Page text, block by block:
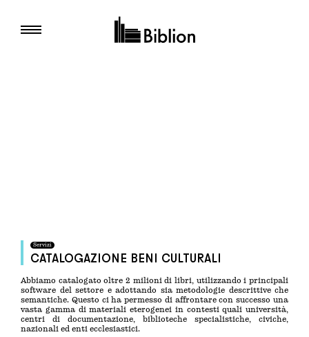
Servizi
CATALOGAZIONE BENI CULTURALI
Abbiamo catalogato oltre 2 milioni di libri, utilizzando i principali
software del settore e adottando sia metodologie descrittive che
semantiche. Questo ci ha permesso di affrontare con successo una
vasta gamma di materiali eterogenei in contesti quali università,
centri di documentazione, biblioteche specialistiche, civiche,
nazionali ed enti ecclesiastici.